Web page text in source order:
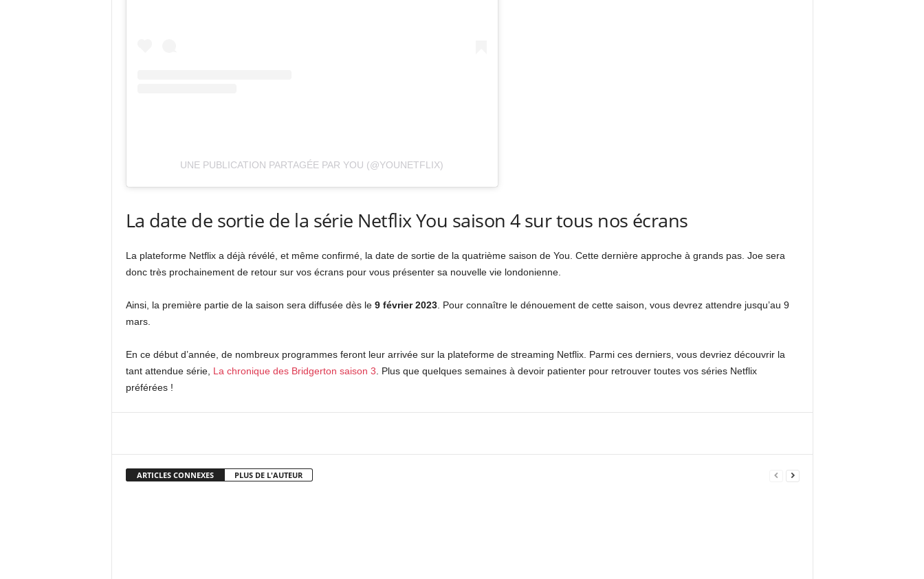
UNE PUBLICATION PARTAGÉE PAR YOU (@YOUNETFLIX)
La date de sortie de la série Netflix You saison 4 sur tous nos écrans
La plateforme Netflix a déjà révélé, et même confirmé, la date de sortie de la quatrième saison de You. Cette dernière approche à grands pas. Joe sera
donc très prochainement de retour sur vos écrans pour vous présenter sa nouvelle vie londonienne.
Ainsi, la première partie de la saison sera diffusée dès le 9 février 2023. Pour connaître le dénouement de cette saison, vous devrez attendre jusqu’au 9
mars.
En ce début d’année, de nombreux programmes feront leur arrivée sur la plateforme de streaming Netflix. Parmi ces derniers, vous devriez découvrir la
tant attendue série, La chronique des Bridgerton saison 3 . Plus que quelques semaines à devoir patienter pour retrouver toutes vos séries Netflix
préférées !
ARTICLES CONNEXES PLUS DE L'AUTEUR